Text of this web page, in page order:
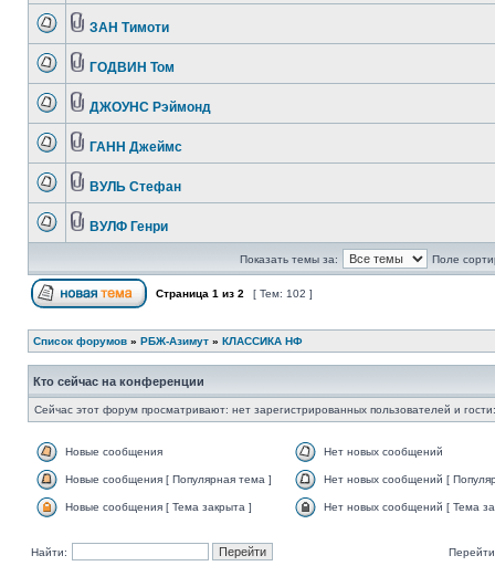
ЗАН Тимоти
ГОДВИН Том
ДЖОУНС Рэймонд
ГАНН Джеймс
ВУЛЬ Стефан
ВУЛФ Генри
Показать темы за: Поле
Страница 1 из 2 [ Тем: 102 ]
Список форумов » РБЖ-Азимут » КЛАССИКА НФ
Кто сейчас на конференции
Сейчас этот форум просматривают: нет зарегистрированных пользователей и
Новые сообщения Нет новых сообщений
Новые сообщения [ Популярная тема ] Нет новых сообщений [
Новые сообщения [ Тема закрыта ] Нет новых сообщений [ Тема
Найти: